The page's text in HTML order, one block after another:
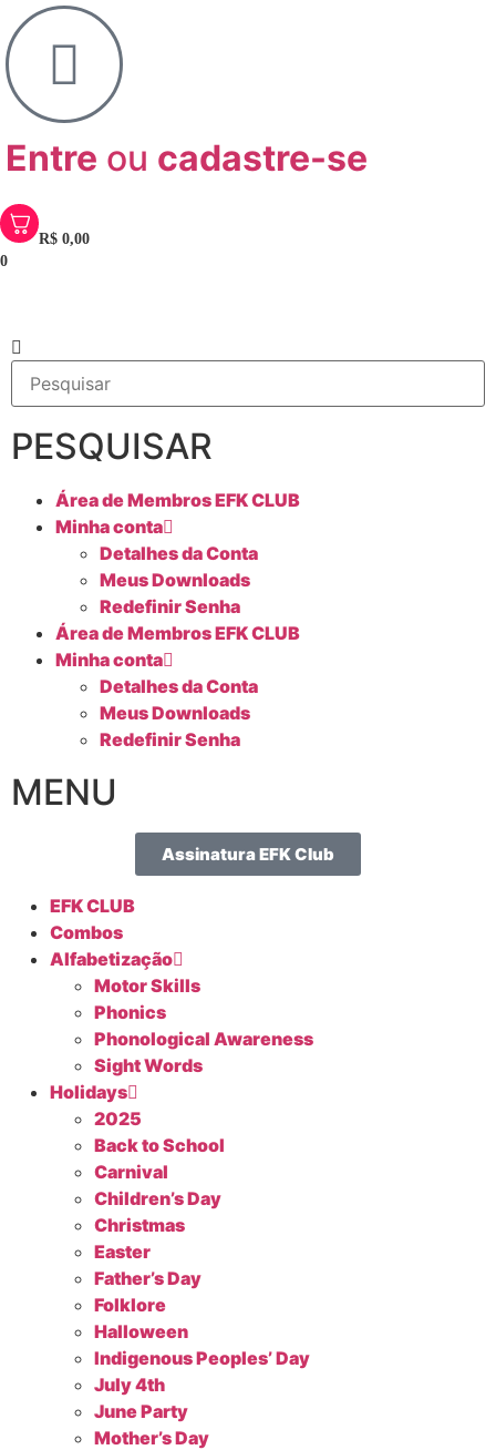
Entre ou cadastre-se
0
R$ 0,00
PESQUISAR
Área de Membros EFK CLUB
Minha conta
Detalhes da Conta
Meus Downloads
Redefinir Senha
Área de Membros EFK CLUB
Minha conta
Detalhes da Conta
Meus Downloads
Redefinir Senha
MENU
Assinatura EFK Club
EFK CLUB
Combos
Alfabetização
Motor Skills
Phonics
Phonological Awareness
Sight Words
Holidays
2025
Back to School
Carnival
Children’s Day
Christmas
Easter
Father’s Day
Folklore
Halloween
Indigenous Peoples’ Day
July 4th
June Party
Mother’s Day